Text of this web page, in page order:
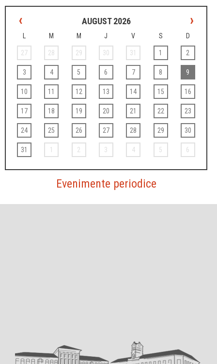
‹ AUGUST 2026 ›
L M M J V S D
27 28 29 30 31 1 2
3 4 5 6 7 8 9
10 11 12 13 14 15 16
17 18 19 20 21 22 23
24 25 26 27 28 29 30
31 1 2 3 4 5 6
Evenimente periodice